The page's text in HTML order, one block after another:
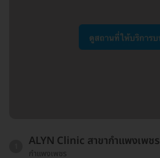
ALYN Clinic สาขากำแพงเพชร
กำแพงเพชร